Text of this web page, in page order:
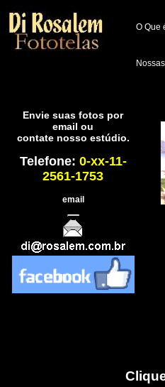
O Que
Envie suas fotos por
email ou
contate nosso estúdio.
Telefone: 0-xx-11-
2561-1753
email